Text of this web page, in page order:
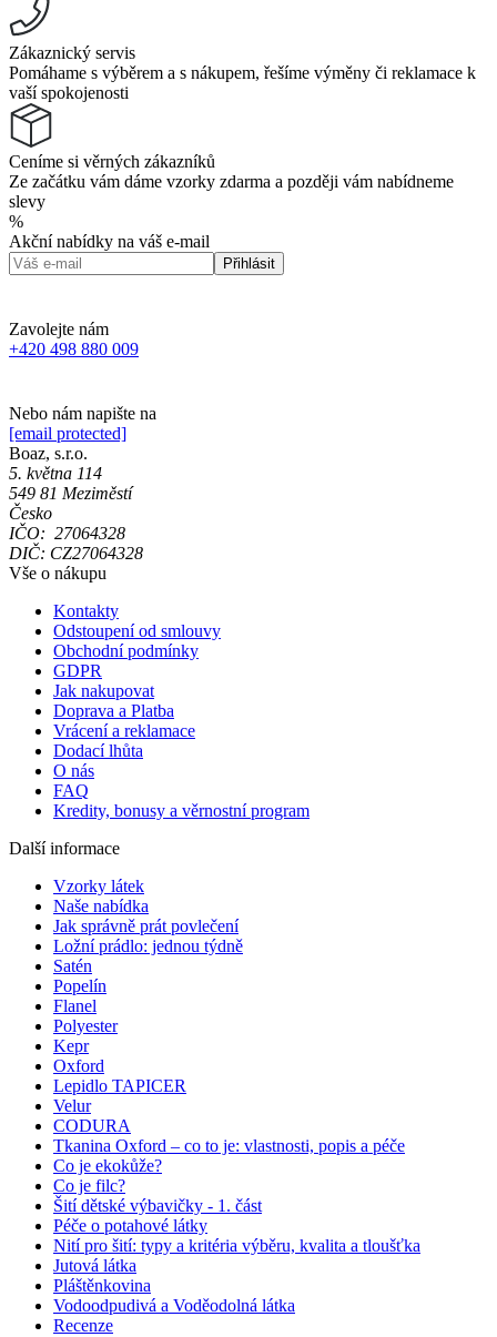
Zákaznický servis
Pomáhame s výběrem a s nákupem, řešíme výměny či reklamace k
vaší spokojenosti
Ceníme si věrných zákazníků
Ze začátku vám dáme vzorky zdarma a později vám nabídneme
slevy
%
Akční nabídky na váš e-mail
Přihlásit
Zavolejte nám
+420 498 880 009
Nebo nám napište na
[email protected]
Boaz, s.r.o.
5. května 114
549 81 Meziměstí
Česko
IČO: 27064328
DIČ: CZ27064328
Vše o nákupu
Kontakty
Odstoupení od smlouvy
Obchodní podmínky
GDPR
Jak nakupovat
Doprava a Platba
Vrácení a reklamace
Dodací lhůta
O nás
FAQ
Kredity, bonusy a věrnostní program
Další informace
Vzorky látek
Naše nabídka
Jak správně prát povlečení
Ložní prádlo: jednou týdně
Satén
Popelín
Flanel
Polyester
Kepr
Oxford
Lepidlo TAPICER
Velur
CODURA
Tkanina Oxford – co to je: vlastnosti, popis a péče
Co je ekokůže?
Co je filc?
Šití dětské výbavičky - 1. část
Péče o potahové látky
Nití pro šití: typy a kritéria výběru, kvalita a tloušťka
Jutová látka
Pláštěnkovina
Vodoodpudivá a Voděodolná látka
Recenze